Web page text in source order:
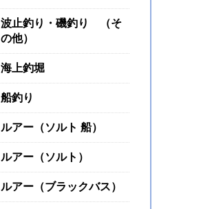
波止釣り・磯釣り （そ
の他）
海上釣堀
船釣り
ルアー（ソルト 船）
ルアー（ソルト）
ルアー（ブラックバス）